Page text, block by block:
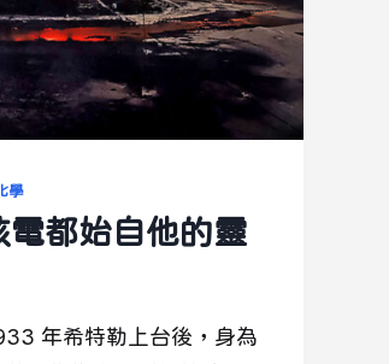
學
電都始自他的靈
年希特勒上台後，身為